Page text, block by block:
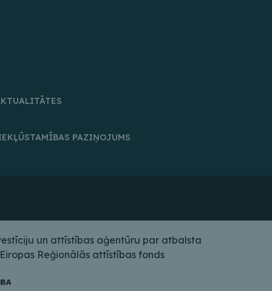
PAZIŅOJUMS
un attīstības aģentūru par atbalsta
Reģionālās attīstības fonds